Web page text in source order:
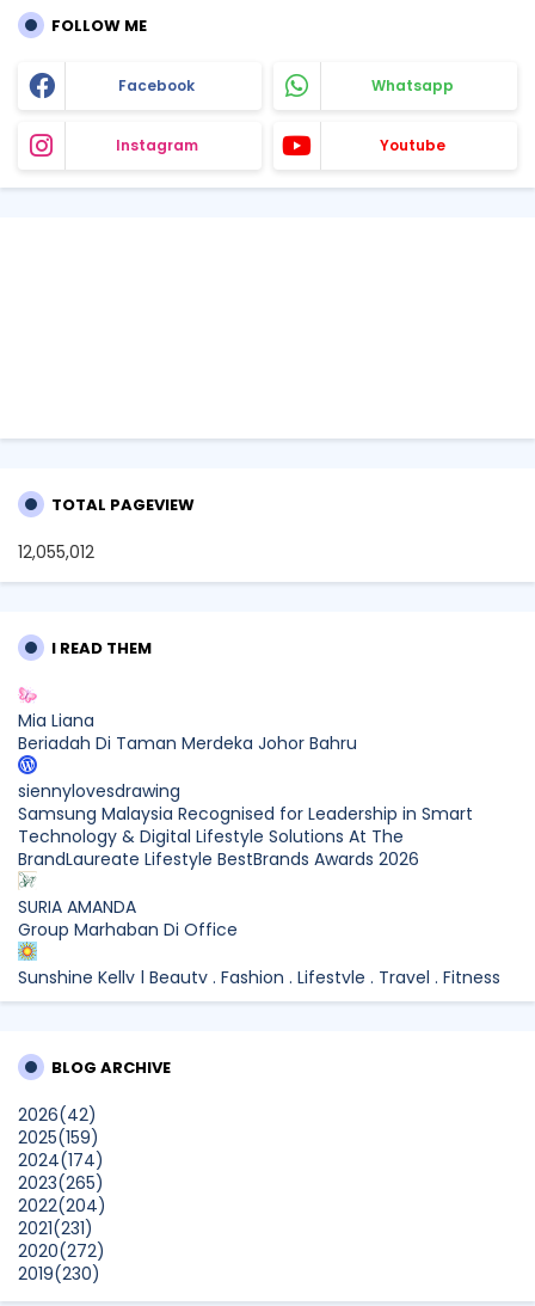
FOLLOW ME
Facebook Whatsapp
Instagram Youtube
TOTAL PAGEVIEW
12,055,012
I READ THEM
Mia Liana
Beriadah Di Taman Merdeka Johor Bahru
siennylovesdrawing
Samsung Malaysia Recognised for Leadership in Smart
Technology & Digital Lifestyle Solutions At The
BrandLaureate Lifestyle BestBrands Awards 2026
SURIA AMANDA
Group Marhaban Di Office
Sunshine Kelly | Beauty . Fashion . Lifestyle . Travel . Fitness
Samsung Malaysia Recognised for Leadership in Smart
What to Read After Watching The Odyssey: Kobo’s Reading
Guide for Myth-Lovers, Movie Fans, and Epic Adventure
Seekers
Show All
BLOG ARCHIVE
2026(42)
2025(159)
2024(174)
2023(265)
2022(204)
2021(231)
2020(272)
2019(230)
2018(496)